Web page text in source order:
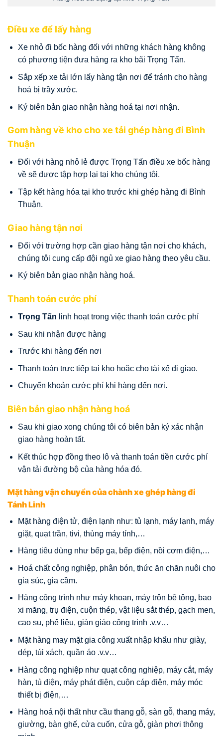
Điều xe để lấy hàng
Xe nhỏ đi bốc hàng đối với những khách hàng không
có phương tiện đưa hàng ra kho bãi Trọng Tấn.
Sắp xếp xe tải lớn lấy hàng tận nơi để tránh cho hàng
hoá bị trầy xước.
Ký biên bản giao nhận hàng hoá tại nơi nhận.
Gom hàng về kho cho xe tải ghép hàng đi Bình
Thuận
Đối với hàng nhỏ lẻ được Trọng Tấn điều xe bốc hàng
về sẽ được tập hợp lại tại kho chúng tôi.
Tập kết hàng hóa tại kho trước khi ghép hàng đi Bình
Thuận.
Giao hàng tận nơi
Đối với trường hợp cần giao hàng tận nơi cho khách,
chúng tôi cung cấp đội ngủ xe giao hàng theo yêu cầu.
Ký biên bản giao nhận hàng hoá.
Thanh toán cước phí
Trọng Tấn linh hoạt trong việc thanh toán cước phí
Sau khi nhận được hàng
Trước khi hàng đến nơi
Thanh toán trực tiếp tại kho hoặc cho tài xế đi giao.
Chuyển khoản cước phí khi hàng đến nơi.
Biên bản giao nhận hàng hoá
Sau khi giao xong chúng tôi có biên bản ký xác nhận
giao hàng hoàn tất.
Kết thúc hợp đồng theo lô và thanh toán tiền cước phí
vận tải đường bộ của hàng hóa đó.
Mặt hàng vận chuyển của chành xe ghép hàng đi
Tánh Linh
Mặt hàng điện tử, điện lạnh như: tủ lạnh, máy lạnh, máy
giặt, quạt trần, tivi, thùng máy tính,…
Hàng tiêu dùng như bếp ga, bếp điện, nồi cơm điện,…
Hoá chất công nghiệp, phân bón, thức ăn chăn nuôi cho
gia súc, gia cầm.
Hàng công trình như máy khoan, máy trộn bê tông, bao
xi măng, trụ điện, cuộn thép, vật liệu sắt thép, gạch men,
cao su, phế liệu, giàn giáo công trình .v.v…
Mặt hàng may mặt gia công xuất nhập khẩu như giày,
dép, túi xách, quần áo .v.v…
Hàng công nghiệp như quạt công nghiệp, máy cắt, máy
hàn, tủ điện, máy phát điện, cuộn cáp điện, máy móc
thiết bị điện,…
Hàng hoá nội thất như cầu thang gỗ, sàn gỗ, thang máy,
giường, bàn ghế, cửa cuốn, cửa gỗ, giàn phơi thông